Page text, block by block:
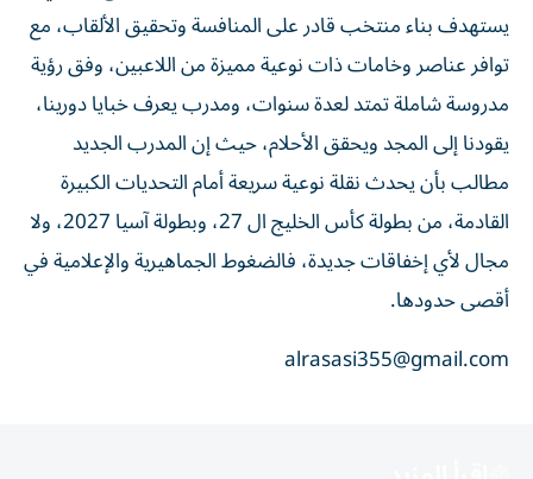
يستهدف بناء منتخب قادر على المنافسة وتحقيق الألقاب، مع
توافر عناصر وخامات ذات نوعية مميزة من اللاعبين، وفق رؤية
مدروسة شاملة تمتد لعدة سنوات، ومدرب يعرف خبايا دورينا،
يقودنا إلى المجد ويحقق الأحلام، حيث إن المدرب الجديد
مطالب بأن يحدث نقلة نوعية سريعة أمام التحديات الكبيرة
القادمة، من بطولة كأس الخليج ال 27، وبطولة آسيا 2027، ولا
مجال لأي إخفاقات جديدة، فالضغوط الجماهيرية والإعلامية في
أقصى حدودها.
alrasasi355@gmail.com